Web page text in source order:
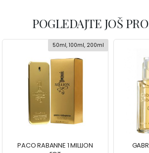
POGLEDAJTE JOŠ
50ml, 100ml, 200ml
PACO RABANNE 1 MILLION